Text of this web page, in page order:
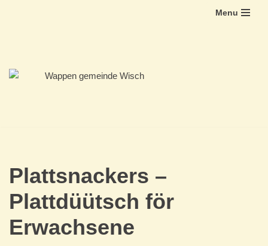
Menu
Plattsnackers –
Plattdüütsch för
Erwachsene